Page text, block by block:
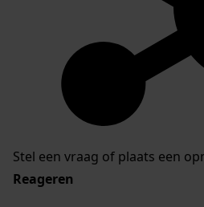
Stel een vraag of plaats een
Reageren